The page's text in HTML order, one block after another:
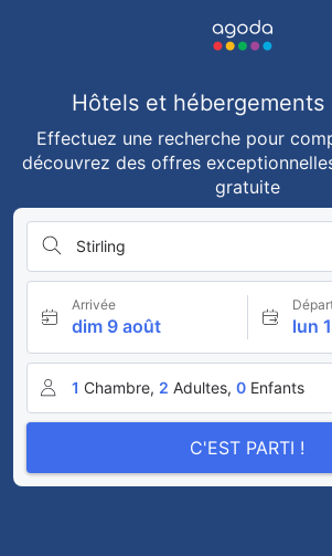
Hôtels et hébergements
Effectuez une recherche pour
découvrez des offres
gratuite
Stirling
Arrivée
dim 9 août lun
1 Chambre, 2 Adultes, 0 Enfants
C'EST PARTI !